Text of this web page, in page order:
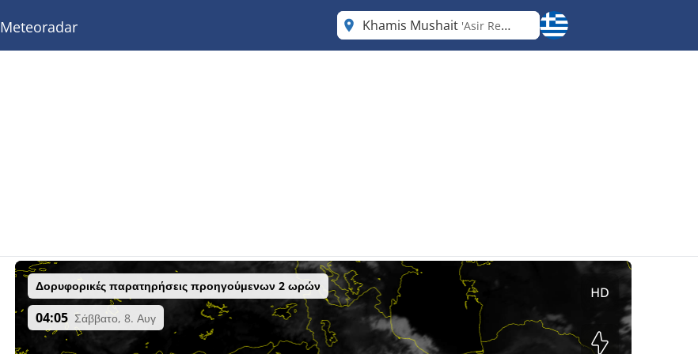
Meteoradar Khamis Mushait 'Asir Region
Δορυφορικές παρατηρήσεις προηγούμενων 2 ωρών
04:05 Σάββατο, 8. Αυγ